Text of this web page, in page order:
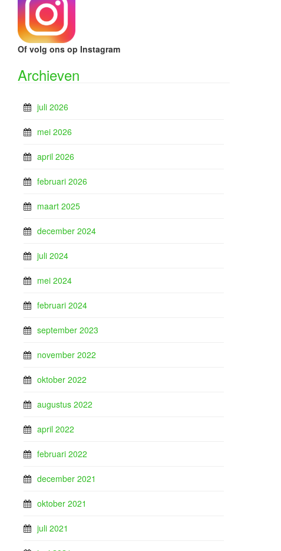
Of volg ons op Instagram
Archieven
juli 2026
mei 2026
april 2026
februari 2026
maart 2025
december 2024
juli 2024
mei 2024
februari 2024
september 2023
november 2022
oktober 2022
augustus 2022
april 2022
februari 2022
december 2021
oktober 2021
juli 2021